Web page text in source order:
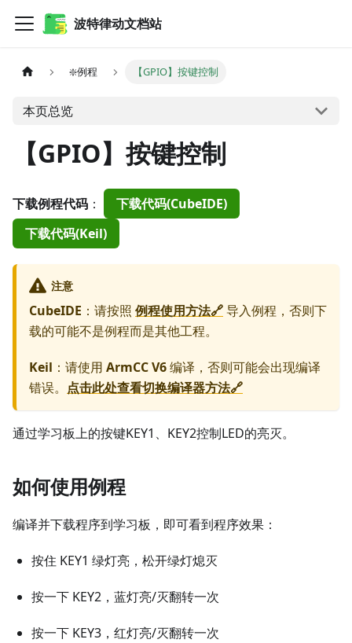
波特律动文档站
❇️例程 【GPIO】按键控制
本页总览
【GPIO】按键控制
下载例程代码 ：
下载代码(CubeIDE)
下载代码(Keil)
注意
CubeIDE ：请按照 例程使用方法🔗导入例程，否则下
载的可能不是例程而是其他工程。
Keil ：请使用 ArmCC V6编译，否则可能会出现编译
错误。 点击此处查看切换编译器方法🔗
通过学习板上的按键KEY1、KEY2控制LED的亮灭。
如何使用例程
编译并下载程序到学习板，即可看到程序效果：
按住 KEY1 绿灯亮，松开绿灯熄灭
按一下 KEY2，蓝灯亮/灭翻转一次
按一下 KEY3，红灯亮/灭翻转一次